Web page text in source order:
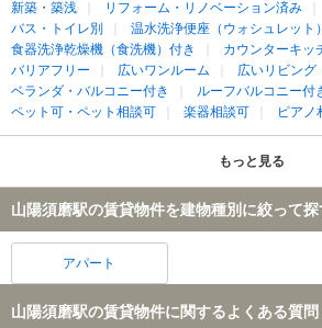
新築・築浅 リフォーム・リノベーション済み
バス・トイレ別
温水洗浄便座（ウォシュレット
食器洗浄乾燥機（食洗機）付き
カウンターキッ
バリアフリー
広いワンルーム
広いリビング
ベランダ・バルコニー付き
ルーフバルコニー付
ペット可・ペット相談可
楽器相談可 ピアノ
もっと見る
山陽須磨駅の賃貸物件を建物種別に絞って探
アパート
山陽須磨駅の賃貸物件に関するよくある質問